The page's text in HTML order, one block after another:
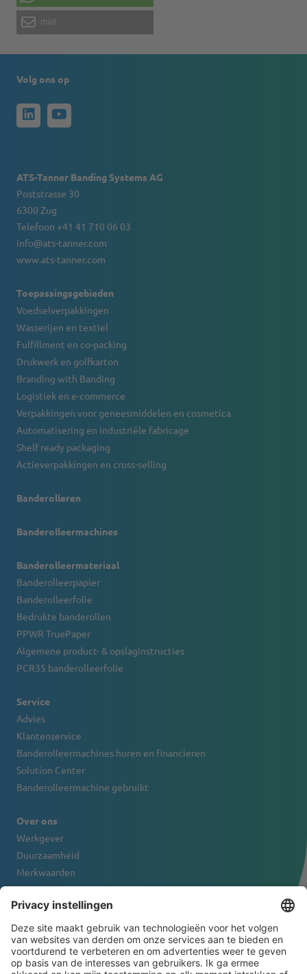
mail
Volg ons op
ATS-Tanner Banding Systems AG
Poststrasse 30
6300 Zug
Telefoon +41 41 710 06 03
info@ats-tanner.com
www.ats-tanner.com
Toepassingsgebieden
Voedselverpakkingen
Wasserijen en textiel
Fulfillment en co-packing
Drukwerk en golfkarton
Branding with Banding
Logistiek en e-commerce
Verpakkingen voor geneesmiddelen en cosmetica
Automatisering en industriële fabricage
Shelf ready packaging
Actieverpakkingen en cross-selling
Banderolleren
Banderolleermachines
Banderolleermateriaal
Banderolleerpapier
Banderolleerfolie
Bedrukte banderollen
PPWR TruePaper
Algemene product- & opslaginstructies
PCR35 banderolleerfolie
Service
Advies
Klantenservice
Banderolleermachines huren en financieren
Solution Center
Banderolleermachine gebruikt
Over ons
Werkgever
Duurzaamheid
Merkwaarden
Firmaportret
Contact
NIEUWSBRIEF